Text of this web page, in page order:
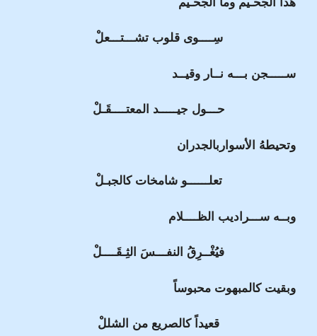
سِــــوى قلوب تشـــتـــعلْ
ســـــجن بـــه نــار وقيــد
حـــول جيـــــد المعتــــقَـلْ
وتحيطهُ الأسواربالجدران
تعلــــــو شامخات كالجبـلْ
وبــه ســـراديب الظــــلام
فيُغْــرِقُ النفـــسَ الثِـقَــــلْ
وبقيت كالمبهوت محبوساً
قعيداً كالصريع من الشللْ